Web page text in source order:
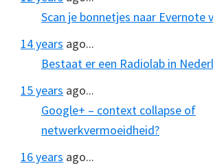
Scan je bonnetjes naar Evernote
14 years ago...
Bestaat er een Radiolab in
15 years ago...
Google+ – context collapse of
netwerkvermoeidheid?
16 years ago...